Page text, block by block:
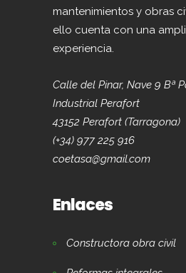
mantenimientos y obras
ello cuenta con una
experiencia.
Calle del Pinar, Nave 9 Bª
Industrial Perafort
43152 Perafort (Tarragona)
(+34) 977 225 916
coetasa@gmail.com
Enlaces
Constructora obra civil